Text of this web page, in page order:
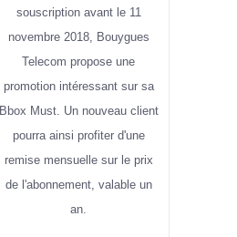
souscription avant le 11
novembre 2018, Bouygues
Telecom propose une
promotion intéressant sur sa
Bbox Must. Un nouveau client
pourra ainsi profiter d'une
remise mensuelle sur le prix
de l'abonnement, valable un
an.